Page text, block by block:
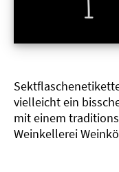
vielleicht ein
mit einem
Weinkellerei